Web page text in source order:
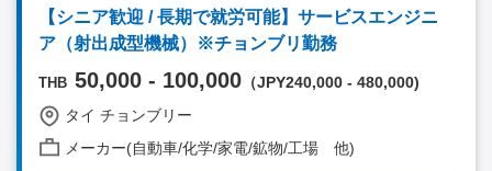
イで長く働きたい方 【歓迎スキル】 ・染料メーカーでのご経験
や、染料実務のご経験がある方 ・タイ語日常会話レベル以上
（現場でのコミュニケーション） ・セクションマネジメントの
【シニア歓迎 / 長期で就労可能】サービスエンジニ
ア（射出成型機械）※チョンブリ勤務
THB 50,000 - 100,000 （JPY240,000 - 480,000)
タイ チョンブリー
メーカー(自動車/化学/家電/鉱物/工場 他)